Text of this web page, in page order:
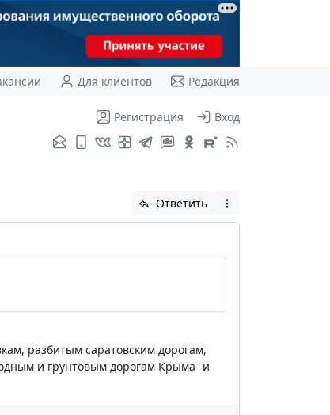
Для клиентов Редакция
Регистрация Вход
Ответить
разбитым саратовским дорогам,
и грунтовым дорогам Крыма- и